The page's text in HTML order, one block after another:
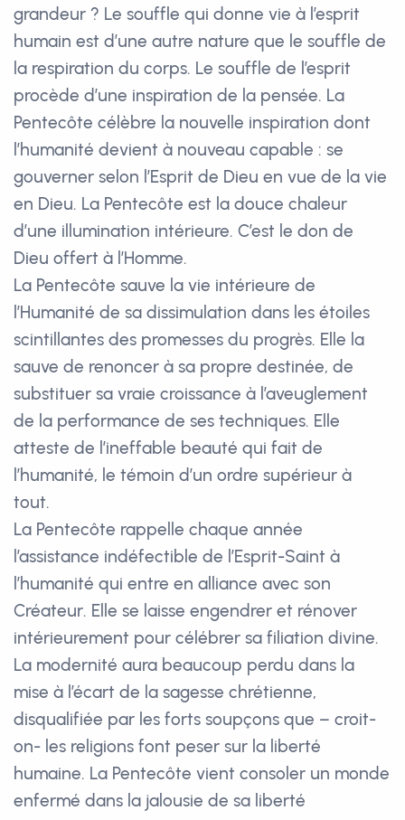
grandeur ? Le souffle qui donne vie à l’esprit
humain est d’une autre nature que le souffle de
la respiration du corps. Le souffle de l’esprit
procède d’une inspiration de la pensée. La
Pentecôte célèbre la nouvelle inspiration dont
l’humanité devient à nouveau capable : se
gouverner selon l’Esprit de Dieu en vue de la vie
en Dieu. La Pentecôte est la douce chaleur
d’une illumination intérieure. C’est le don de
Dieu offert à l’Homme.
La Pentecôte sauve la vie intérieure de
l’Humanité de sa dissimulation dans les étoiles
scintillantes des promesses du progrès. Elle la
sauve de renoncer à sa propre destinée, de
substituer sa vraie croissance à l’aveuglement
de la performance de ses techniques. Elle
atteste de l’ineffable beauté qui fait de
l’humanité, le témoin d’un ordre supérieur à
tout.
La Pentecôte rappelle chaque année
l’assistance indéfectible de l’Esprit-Saint à
l’humanité qui entre en alliance avec son
Créateur. Elle se laisse engendrer et rénover
intérieurement pour célébrer sa filiation divine.
La modernité aura beaucoup perdu dans la
mise à l’écart de la sagesse chrétienne,
disqualifiée par les forts soupçons que – croit-
on- les religions font peser sur la liberté
humaine. La Pentecôte vient consoler un monde
enfermé dans la jalousie de sa liberté